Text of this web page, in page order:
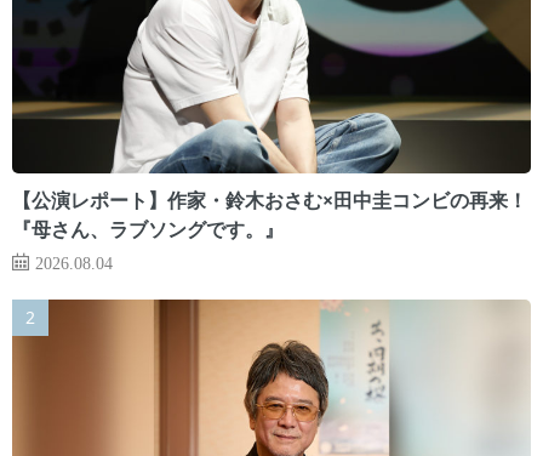
【公演レポート】作家・鈴木おさむ×田中圭コンビの再来！
『母さん、ラブソングです。』
2026.08.04